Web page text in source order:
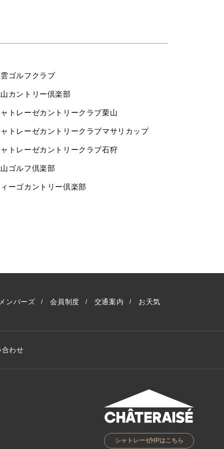
ゴルフクラブ
カントリー倶楽部
トレーゼカントリークラブ栗山
トレーゼカントリークラブマサリカップ
トレーゼカントリークラブ石狩
ゴルフ倶楽部
ーゴカントリー倶楽部
メンバーズ 会員制度 交通案内 お天気
合わせ
シャトレーゼHPはこちら